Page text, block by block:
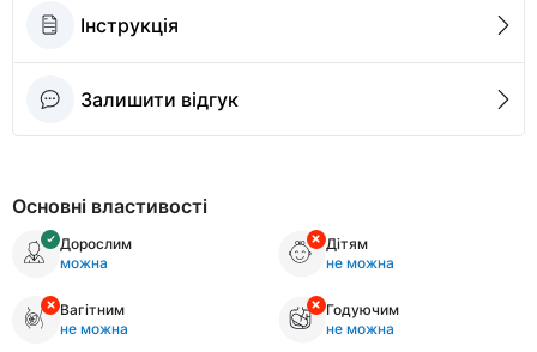
Інструкція
Залишити відгук
Основні властивості
Дорослим
можна
Дітям
не можна
Вагітним
не можна
Годуючим
не можна